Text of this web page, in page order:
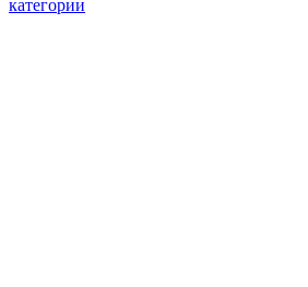
категории